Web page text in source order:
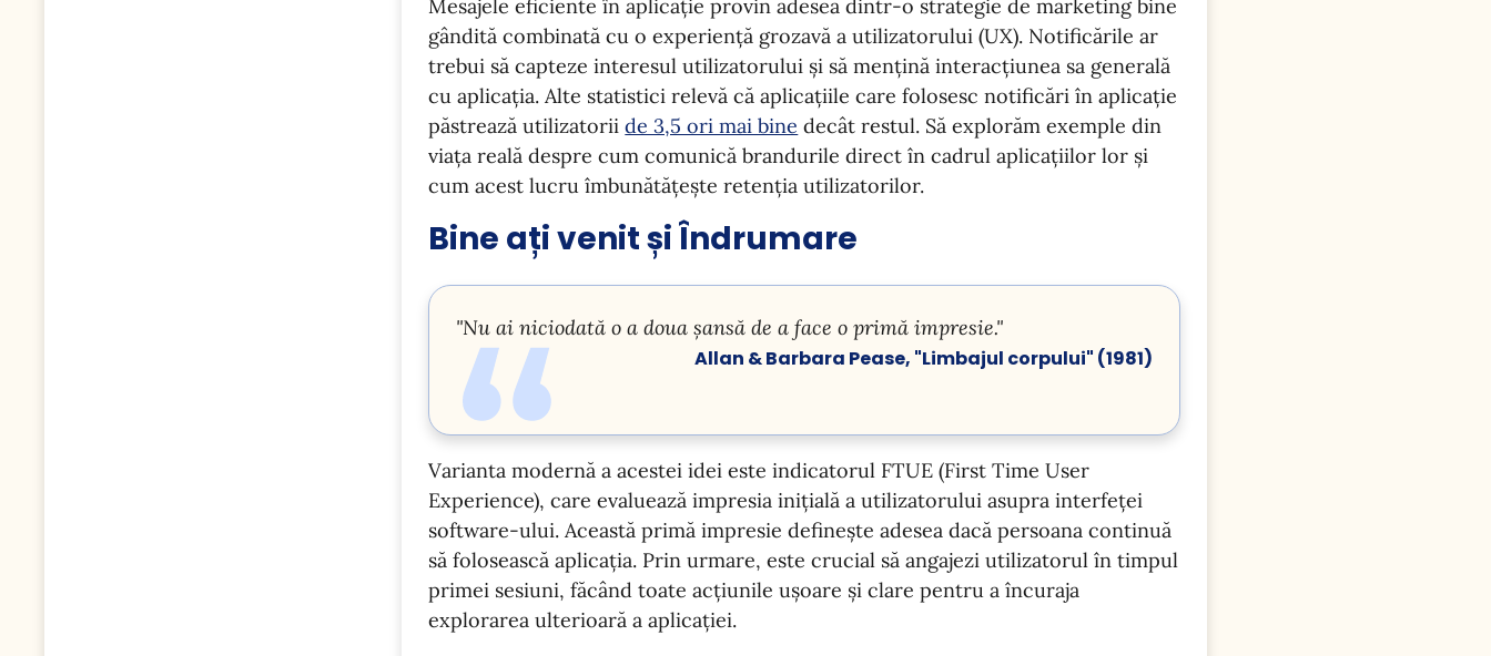
Mesajele eficiente în aplicație provin adesea dintr-o strategie de marketing bine
gândită combinată cu o experiență grozavă a utilizatorului (UX). Notificările ar
trebui să capteze interesul utilizatorului și să mențină interacțiunea sa generală
cu aplicația. Alte statistici relevă că aplicațiile care folosesc notificări în aplicație
păstrează utilizatoriide 3,5 ori mai bine decât restul. Să explorăm exemple din
viața reală despre cum comunică brandurile direct în cadrul aplicațiilor lor și
cum acest lucru îmbunătățește retenția utilizatorilor.
Bine ați venit și Îndrumare
"Nu ai niciodată o a doua șansă de a face o primă impresie."
Allan & Barbara Pease, "Limbajul corpului" (1981)
Varianta modernă a acestei idei este indicatorul FTUE (First Time User
Experience), care evaluează impresia inițială a utilizatorului asupra interfeței
software-ului. Această primă impresie definește adesea dacă persoana continuă
să folosească aplicația. Prin urmare, este crucial să angajezi utilizatorul în timpul
primei sesiuni, făcând toate acțiunile ușoare și clare pentru a încuraja
explorarea ulterioară a aplicației.